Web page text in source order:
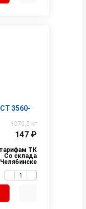
3560-
1070.5 кг
147 ₽
ТК
Со склада